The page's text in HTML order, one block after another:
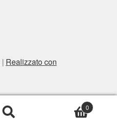
Realizzato con
0